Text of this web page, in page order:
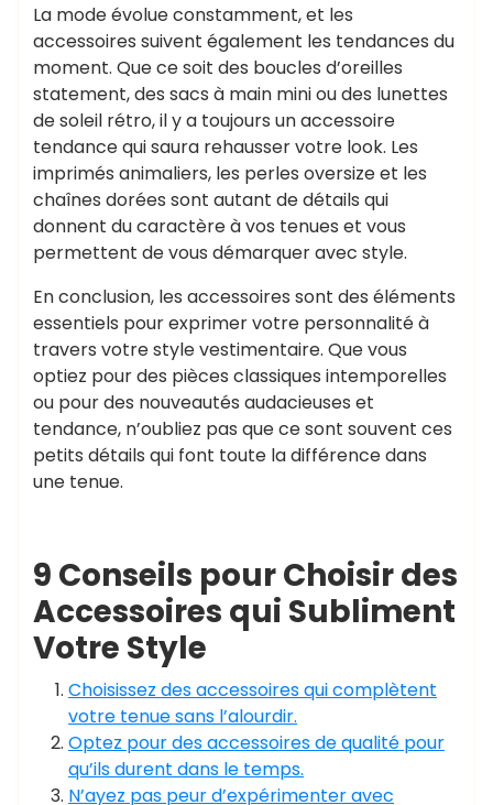
La mode évolue constamment, et les
accessoires suivent également les tendances du
moment. Que ce soit des boucles d’oreilles
statement, des sacs à main mini ou des lunettes
de soleil rétro, il y a toujours un accessoire
tendance qui saura rehausser votre look. Les
imprimés animaliers, les perles oversize et les
chaînes dorées sont autant de détails qui
donnent du caractère à vos tenues et vous
permettent de vous démarquer avec style.
En conclusion, les accessoires sont des éléments
essentiels pour exprimer votre personnalité à
travers votre style vestimentaire. Que vous
optiez pour des pièces classiques intemporelles
ou pour des nouveautés audacieuses et
tendance, n’oubliez pas que ce sont souvent ces
petits détails qui font toute la différence dans
une tenue.
9 Conseils pour Choisir des
Accessoires qui Subliment
Votre Style
Choisissez des accessoires qui complètent
votre tenue sans l’alourdir.
Optez pour des accessoires de qualité pour
qu’ils durent dans le temps.
N’ayez pas peur d’expérimenter avec